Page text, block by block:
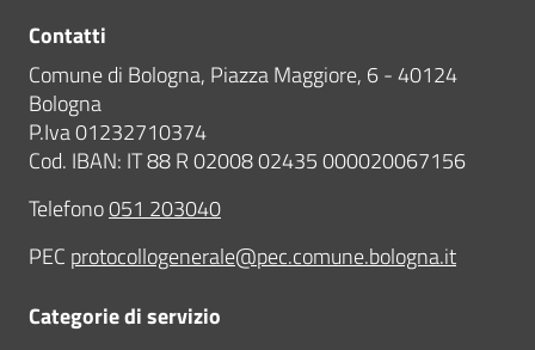
Contatti
Comune di Bologna, Piazza Maggiore, 6 - 40124
Bologna
P.Iva 01232710374
Cod. IBAN: IT 88 R 02008 02435 000020067156
Telefono051 203040
PEC protocollogenerale@pec.comune.bologna.it
Categorie di servizio